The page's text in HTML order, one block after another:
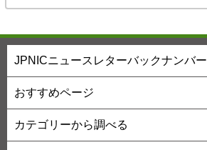
JPNICニュースレターバックナンバー
おすすめページ
カテゴリーから調べる